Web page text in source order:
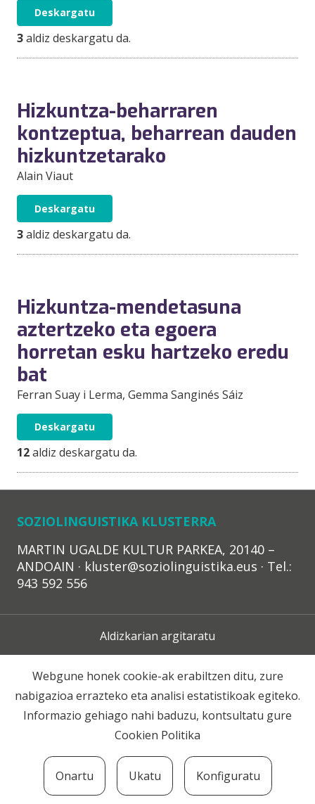
Deskargatu
3aldiz deskargatu da.
Hizkuntza-beharraren
kontzeptua, beharrean dauden
hizkuntzetarako
Alain Viaut
Deskargatu
3aldiz deskargatu da.
Hizkuntza-mendetasuna
aztertzeko eta egoera
horretan esku hartzeko eredu
bat
Ferran Suay i Lerma, Gemma Sanginés Sáiz
Deskargatu
12aldiz deskargatu da.
SOZIOLINGUISTIKA KLUSTERRA
MARTIN UGALDE KULTUR PARKEA, 20140 –
ANDOAIN · kluster@soziolinguistika.eus · Tel.:
943 592 556
Aldizkarian argitaratu
Lege Oharra
Harpidetza
© 2020 Soziolinguistika Klusterra
Webgune honek cookie-ak erabiltzen ditu, zure
nabigazioa errazteko eta analisi estatistikoak egiteko.
Informazio gehiago nahi baduzu, kontsultatu gure
Cookien Politika
Onartu Ukatu Konfiguratu